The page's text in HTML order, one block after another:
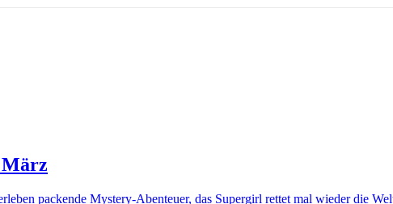
packende Mystery-Abenteuer, das Supergirl rettet mal wieder die